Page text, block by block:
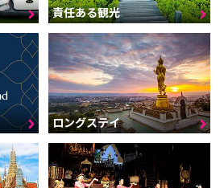
責任ある観光
ロングステイ